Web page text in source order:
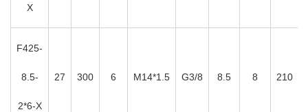
X
F425-
8.5-
2*6-X
27 300 6 M14*1.5 G3/8 8.5 8 210